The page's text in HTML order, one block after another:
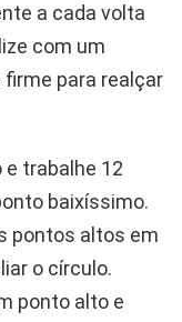
a cada volta
com um
para realçar
trabalhe 12
baixíssimo.
pontos altos em
o círculo.
ponto alto e